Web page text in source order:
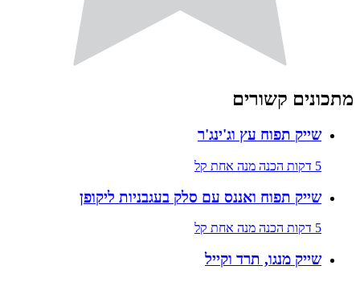
מתכונים קשורים
שייק תפוח עץ וג'ינג'ר
5 דקות הכנה מנה אחת קל
שייק תפוח ואננס עם סלק בעגבניות ליקופן
5 דקות הכנה מנה אחת קל
שייק מנגו, תרד וקייל